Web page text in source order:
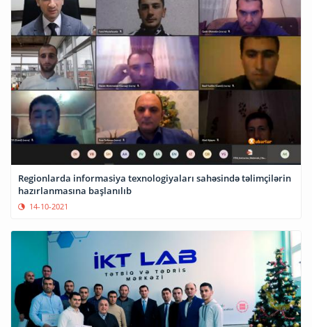
Regionlarda informasiya texnologiyaları sahəsində təlimçilərin
hazırlanmasına başlanılıb
14-10-2021